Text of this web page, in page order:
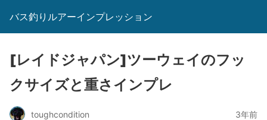
バス釣りルアーインプレッション
[レイドジャパン]ツーウェイのフッ
クサイズと重さインプレ
toughcondition 3年前